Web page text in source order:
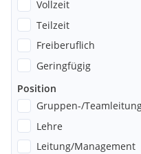
Vollzeit
Teilzeit
Freiberuflich
Geringfügig
Position
Gruppen-/
Lehre
Leitung/Management